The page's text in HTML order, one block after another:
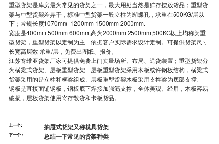
重型货架是库房最为常见的货架之一，最大用处当然是贮存摆放货品；重型货
架与中型货架差异于，标准中型货架一般立柱为蝴蝶孔，承重在500KG/层以
下；常规长度1070mm 1200mm 1500mm 2000mm.
宽度是400mm 500mm 600mm,高为2000mm 2500mm;500KG以上均称为重
型货架， 重型货架以定制为主，依据客户实际需求设计定制。可提供货架尺寸
长宽高层数 承重/层，免费出图纸、报价。
江苏赛维亚货架厂家可提供免费上门丈量场所、布局、送货装置；重型货架分
为横梁式货架、层板重型货架，层板重型货架采用木板或许钢板结构，横梁式
货架采用的是立柱和横梁组成。层板重型货架木板采用支撑梁为底部支撑。
钢板是直接面铺钢板，钢板底下焊接加强筋支撑，全体美观、经用，木板容易
破损， 层板货架使用寄存散货和卡板货品。
上一个: 抽屉式货架又称模具货架
下一个： 总结一下常见的货架种类